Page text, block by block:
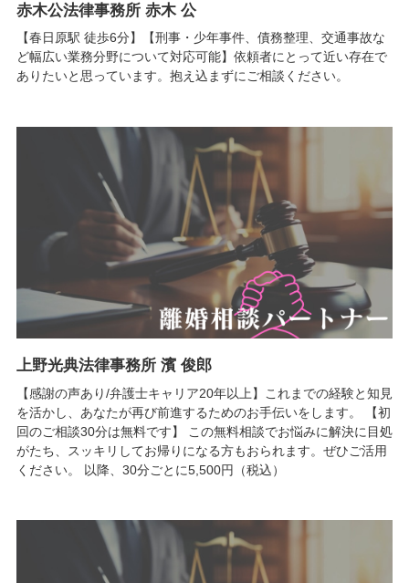
赤木公法律事務所 赤木 公
【春日原駅 徒歩6分】【刑事・少年事件、債務整理、交通事故な
ど幅広い業務分野について対応可能】依頼者にとって近い存在で
ありたいと思っています。抱え込まずにご相談ください。
上野光典法律事務所 濱 俊郎
【感謝の声あり/弁護士キャリア20年以上】これまでの経験と知見
を活かし、あなたが再び前進するためのお手伝いをします。 【初
回のご相談30分は無料です】 この無料相談でお悩みに解決に目処
がたち、スッキリしてお帰りになる方もおられます。ぜひご活用
ください。 以降、30分ごとに5,500円（税込）